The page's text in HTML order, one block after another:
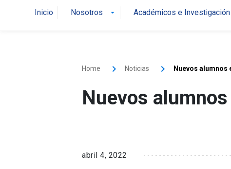
Inicio Nosotros arrow_drop_down Académicos e Investigación
Home Noticias Nuevos alumnos
Nuevos
abril 4, 2022